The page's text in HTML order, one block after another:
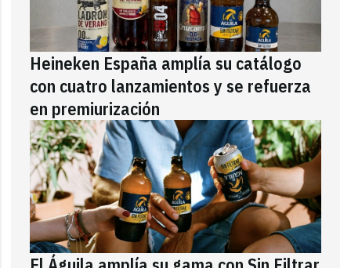
Heineken España amplía su catálogo
con cuatro lanzamientos y se refuerza
en premiurización